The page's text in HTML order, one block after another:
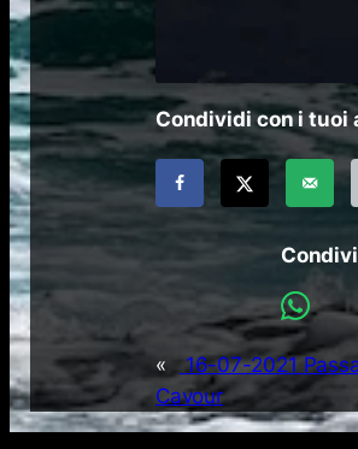
Condividi con i tuoi
«
16-07-2021
Cavour